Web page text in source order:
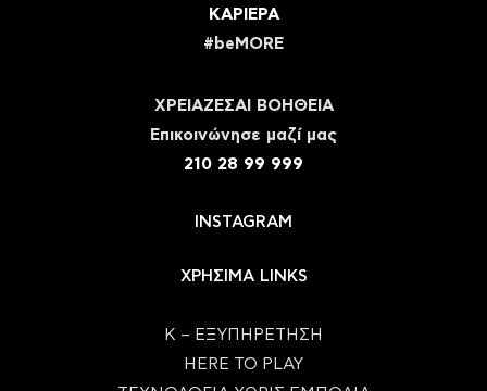
ΚΑΡΙΕΡΑ
#beMORE
ΧΡΕΙΑΖΕΣΑΙ ΒΟΗΘΕΙΑ
Eπικοινώνησε μαζί μας
210 28 99 999
INSTAGRAM
ΧΡΗΣΙΜΑ LINKS
Κ – ΕΞΥΠΗΡΕΤΗΣΗ
HERE TO PLAY